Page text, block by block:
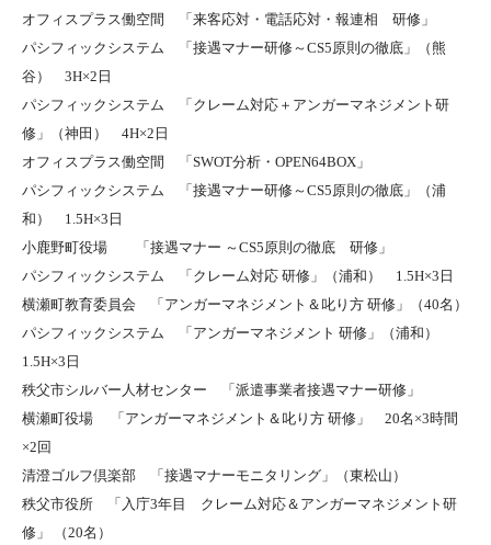
オフィスプラス働空間 「来客応対・電話応対・報連相 研修」
パシフィックシステム 「接遇マナー研修～CS5原則の徹底」（熊
谷） 3H×2日
パシフィックシステム 「クレーム対応＋アンガーマネジメント研
修」（神田） 4H×2日
オフィスプラス働空間 「SWOT分析・OPEN64BOX」
パシフィックシステム 「接遇マナー研修～CS5原則の徹底」（浦
和） 1.5H×3日
小鹿野町役場 「接遇マナー ～CS5原則の徹底 研修」
パシフィックシステム 「クレーム対応 研修」（浦和） 1.5H×3日
横瀬町教育委員会 「アンガーマネジメント＆叱り方 研修」（40名）
パシフィックシステム 「アンガーマネジメント 研修」（浦和）
1.5H×3日
秩父市シルバー人材センター 「派遣事業者接遇マナー研修」
横瀬町役場 「アンガーマネジメント＆叱り方 研修」 20名×3時間
×2回
清澄ゴルフ倶楽部 「接遇マナーモニタリング」（東松山）
秩父市役所 「入庁3年目 クレーム対応＆アンガーマネジメント研
修」 （20名）